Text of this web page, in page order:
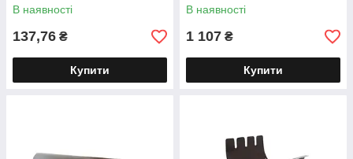
В наявності
137,76 ₴
Купити
В наявності
1 107 ₴
Купити